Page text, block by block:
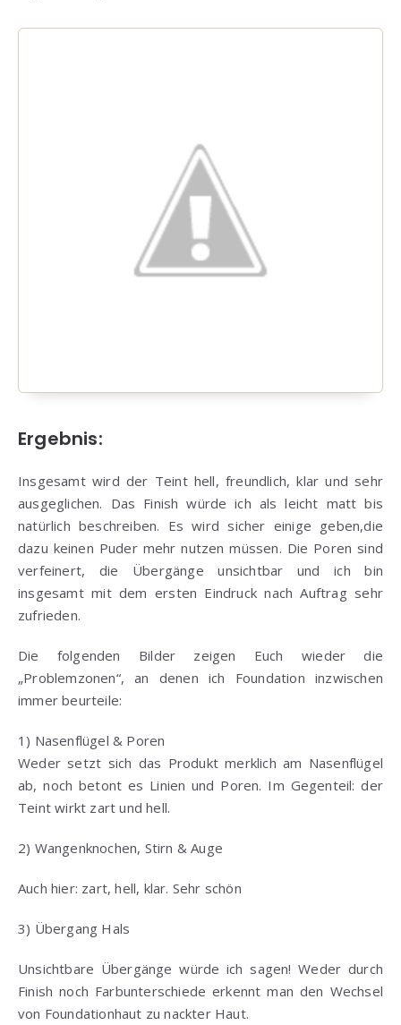
Ergebnis:
Insgesamt wird der Teint hell, freundlich, klar und sehr
ausgeglichen. Das Finish würde ich als leicht matt bis
natürlich beschreiben. Es wird sicher einige geben,die
dazu keinen Puder mehr nutzen müssen. Die Poren sind
verfeinert, die Übergänge unsichtbar und ich bin
insgesamt mit dem ersten Eindruck nach Auftrag sehr
zufrieden.
Die folgenden Bilder zeigen Euch wieder die
„Problemzonen“, an denen ich Foundation inzwischen
immer beurteile:
1) Nasenflügel & Poren
Weder setzt sich das Produkt merklich am Nasenflügel
ab, noch betont es Linien und Poren. Im Gegenteil: der
Teint wirkt zart und hell.
2) Wangenknochen, Stirn & Auge
Auch hier: zart, hell, klar. Sehr schön
3) Übergang Hals
Unsichtbare Übergänge würde ich sagen! Weder durch
Finish noch Farbunterschiede erkennt man den Wechsel
von Foundationhaut zu nackter Haut.